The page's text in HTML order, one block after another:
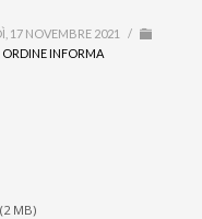
17 NOVEMBRE 2021
/
ORDINE INFORMA
(2 MB)